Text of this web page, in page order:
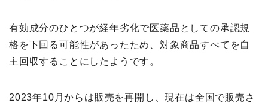
有効成分のひとつが経年劣化で医薬品としての承認規
格を下回る可能性があったため、対象商品すべてを自
主回収することにしたようです。
2023年10月からは販売を再開し、現在は全国で販売さ